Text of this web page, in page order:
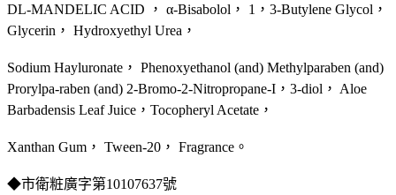
DL-MANDELIC ACID ， α-Bisabolol， 1，3-Butylene Glycol，
Glycerin， Hydroxyethyl Urea，
Sodium Hayluronate， Phenoxyethanol (and) Methylparaben (and)
Prorylpa-raben (and) 2-Bromo-2-Nitropropane-I，3-diol， Aloe
Barbadensis Leaf Juice，Tocopheryl Acetate，
Xanthan Gum， Tween-20， Fragrance。
◆市衛粧廣字第10107637號